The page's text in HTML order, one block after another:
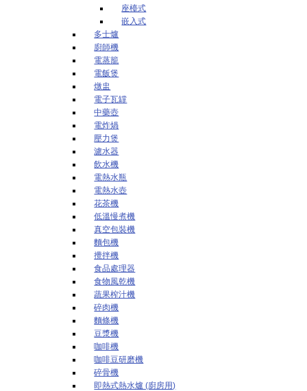
座檯式
嵌入式
多士爐
廚師機
電蒸籠
電飯煲
燉盅
電子瓦罉
中藥壺
電炸煱
壓力煲
濾水器
飲水機
電熱水瓶
電熱水壺
花茶機
低溫慢煮機
真空包裝機
麵包機
攪拌機
食品處理器
食物風乾機
蔬果榨汁機
碎肉機
麵條機
豆漿機
咖啡機
咖啡豆研磨機
碎骨機
即熱式熱水爐 (廚房用)